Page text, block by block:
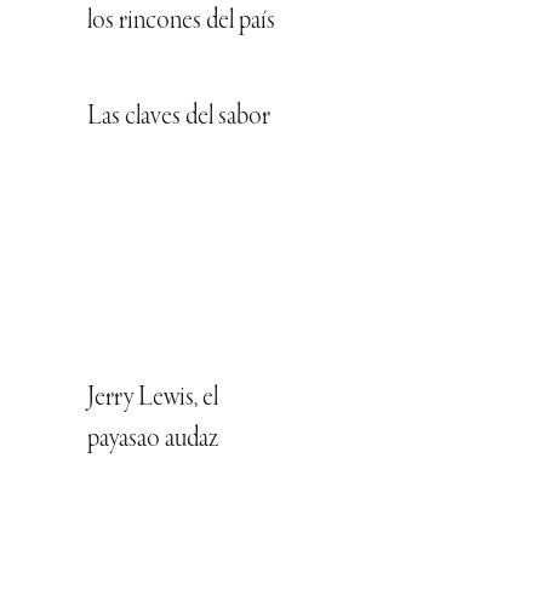
los rincones del país
Las claves del sabor
Jerry Lewis, el
payasao audaz